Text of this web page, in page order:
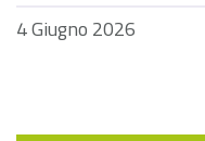
4 Giugno 2026